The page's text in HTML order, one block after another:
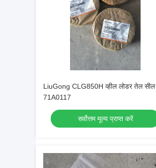
LiuGong CLG850H व्हील लोडर तेल सील
71A0117
सर्वोत्तम मूल्य प्राप्त करें